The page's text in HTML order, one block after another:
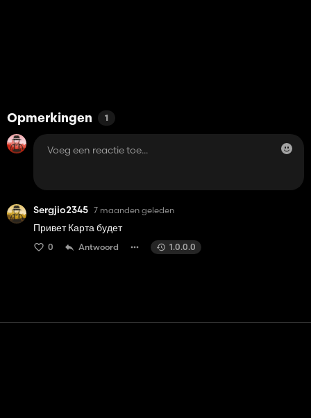
Opmerkingen 1
Sergjio2345 7 maanden geleden
Привет Карта будет
0 Antwoord 1.0.0.0